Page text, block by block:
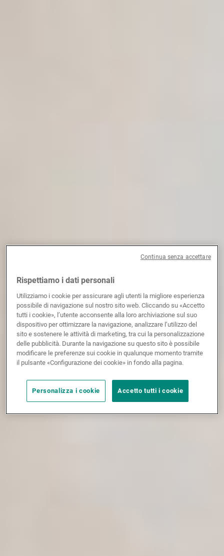
Rispettiamo i dati personali
Utilizziamo i cookie per assicurare agli utenti la migliore esperienza
possibile di navigazione sul nostro sito web. Cliccando su «Accetto
tutti i cookie», l’utente acconsente alla loro archiviazione sul suo
dispositivo per ottimizzare la navigazione, analizzare l’utilizzo del
sito e sostenere le attività di marketing, tra cui la personalizzazione
delle pubblicità. Durante la navigazione su questo sito è possibile
modificare le preferenze sui cookie in qualunque momento tramite
il pulsante «Configurazione dei cookie» in fondo alla pagina.
Personalizza i cookie Accetto tutti i cookie
Continua senza accettare